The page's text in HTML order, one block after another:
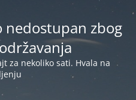
nedostupan zbog
za nekoliko sati. Hvala na